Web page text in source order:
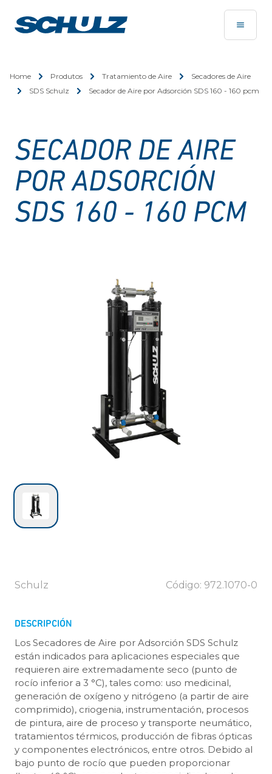
Home Produtos Tratamiento de Aire
Secadores de Aire
SDS Schulz
Secador de Aire por Adsorción SDS 160 - 160 pcm
SECADOR DE AIRE
POR ADSORCIÓN
SDS 160 - 160 PCM
Schulz Código: 972.1070-0
DESCRIPCIÓN
Los Secadores de Aire por Adsorción SDS Schulz
están indicados para aplicaciones especiales que
requieren aire extremadamente seco (punto de
rocío inferior a 3 °C), tales como: uso medicinal,
generación de oxígeno y nitrógeno (a partir de aire
comprimido), criogenia, instrumentación, procesos
de pintura, aire de proceso y transporte neumático,
tratamientos térmicos, producción de fibras ópticas
y componentes electrónicos, entre otros. Debido al
bajo punto de rocío que pueden proporcionar